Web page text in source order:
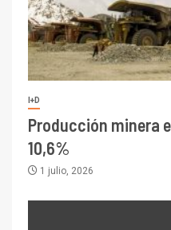
I+D
Producción minera
10,6%
1 julio, 2026